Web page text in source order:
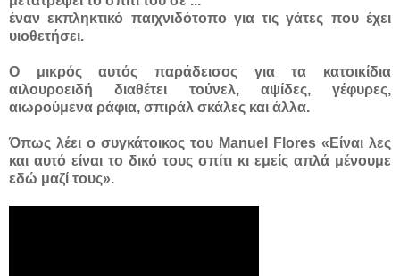
έναν εκπληκτικό παιχνιδότοπο για τις γάτες που έχει
υιοθετήσει.
Ο μικρός αυτός παράδεισος για τα κατοικίδια
αιλουροειδή διαθέτει τούνελ, αψίδες, γέφυρες,
αιωρούμενα ράφια, σπιράλ σκάλες και άλλα.
Όπως λέει ο συγκάτοικος του Manuel Flores «Είναι λες
και αυτό είναι το δικό τους σπίτι κι εμείς απλά μένουμε
εδώ μαζί τους».